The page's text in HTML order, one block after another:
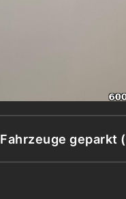
Fahrzeuge geparkt (